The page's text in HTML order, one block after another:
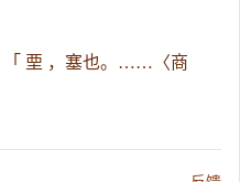
「 垔 ，塞也。……〈商